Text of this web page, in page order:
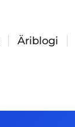
Äriblogi